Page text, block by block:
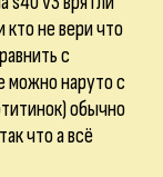
не вери что
с
можно наруто с
обычно
что а всё